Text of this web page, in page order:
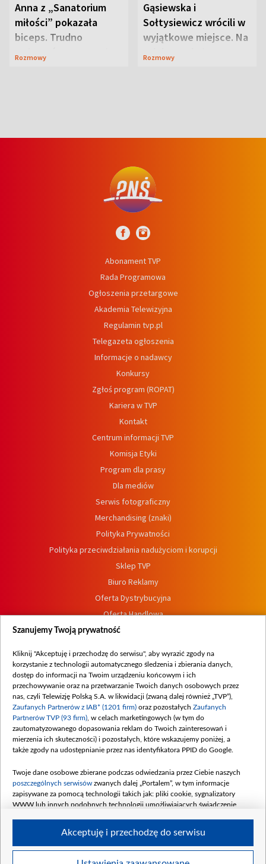
Anna z „Sanatorium
miłości” pokazała
biceps. Trudno
uwierzyć, co przeszła
Rozmowy
Gąsiewska i
Sołtysiewicz wrócili w
wyjątkowe miejsce. Na
szlaku czekał
Rozmowy
Abonament TVP
Rada Programowa
Ogłoszenia przetargowe
Akademia Telewizyjna
Regulamin tvp.pl
Telegazeta ogłoszenia
Informacje o nadawcy
Konkursy
Zgłoś program (ROPAT)
Kariera w TVP
Kontakt
Centrum informacji TVP
Komisja Etyki
Program dla prasy
Dla mediów
Serwis fotograficzny
Merchandising (znaki)
Polityka Prywatności
Polityka przeciwdziałania nadużyciom i korupcji
Sklep TVP
Biuro Reklamy
Oferta Dystrybucyjna
Oferta Handlowa
Dostępność
Procedura zgłoszeń wewnętrznych
Szanujemy Twoją prywatność
Kliknij "Akceptuję i przechodzę do serwisu", aby wyrazić zgody na
korzystanie z technologii automatycznego śledzenia i zbierania danych,
dostęp do informacji na Twoim urządzeniu końcowym i ich
przechowywanie oraz na przetwarzanie Twoich danych osobowych przez
nas, czyli Telewizję Polską S.A. w likwidacji (zwaną dalej również „TVP”),
Zaufanych Partnerów z IAB* (1201 firm) oraz pozostałych Zaufanych
Partnerów TVP (93 firm) , w celach marketingowych (w tym do
zautomatyzowanego dopasowania reklam do Twoich zainteresowań i
mierzenia ich skuteczności) i pozostałych, które wskazujemy poniżej, a
także zgody na udostępnianie przez nas identyfikatora PPID do Google.
Twoje dane osobowe zbierane podczas odwiedzania przez Ciebie naszych
poszczególnych serwisów zwanych dalej „Portalem”, w tym informacje
zapisywane za pomocą technologii takich jak: pliki cookie, sygnalizatory
WWW lub innych podobnych technologii umożliwiających świadczenie
Twoje dane osobowe zbierane podczas odwiedzania przez Ciebie
Akceptuję i przechodzę do serwisu